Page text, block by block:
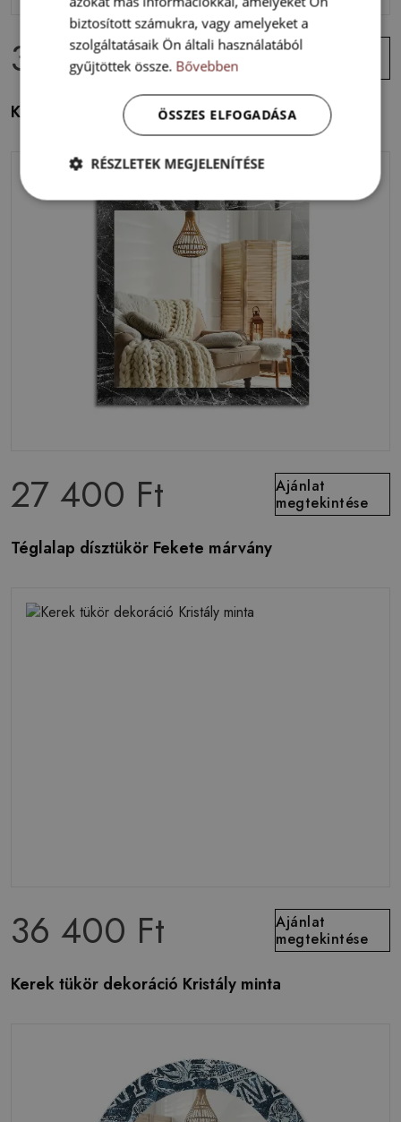
36 400 Ft
Ajánlat
Kerek tükör dekoráció Koponya virágok
27 400 Ft
Ajánlat
megtekintése
Téglalap dísztükör Fekete márvány
36 400 Ft
Ajánlat
megtekintése
Kerek tükör dekoráció Kristály minta
biztosított számukra, vagy amelyeket a
szolgáltatásaik Ön általi használatából
gyűjtöttek össze. Bővebben
ÖSSZES ELFOGADÁSA
RÉSZLETEK MEGJELENÍTÉSE